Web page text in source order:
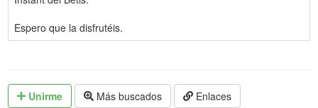
Espero que la disfrutéis.
Unirme Más buscados Enlaces